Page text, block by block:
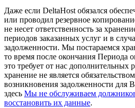
Даже если DeltaHost обязался
или проводил резервное
не несет ответственность за
периодов заказанных услуг и в
задолженности. Мы постараемся
то время после окончания Периода
это требует от нас дополнительных
хранение не является
возникновения задолженности
здесь Мы не обслуживаем
восстановить их данные.